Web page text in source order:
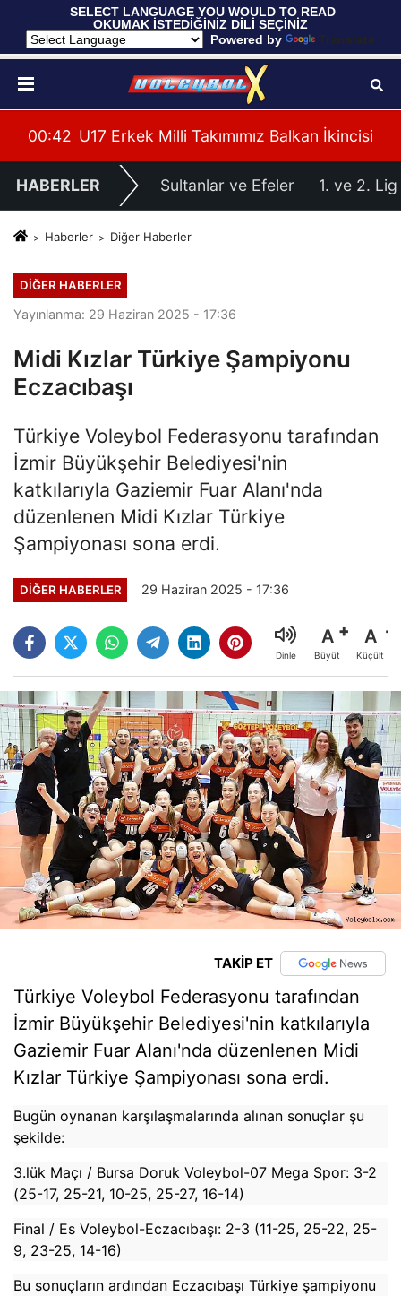
SELECT LANGUAGE YOU WOULD TO READ
OKUMAK İSTEDİĞİNİZ DİLİ SEÇİNİZ
Powered by
Translate
00:37 Filenin Sultanları, Hazırlık Maçında
HABERLER Sultanlar ve Efeler 1. ve 2. Lig
Haberler Diğer Haberler
DIĞER HABERLER
Yayınlanma: 29 Haziran 2025 - 17:36
Midi Kızlar Türkiye Şampiyonu
Eczacıbaşı
Türkiye Voleybol Federasyonu tarafından
İzmir Büyükşehir Belediyesi'nin
katkılarıyla Gaziemir Fuar Alanı'nda
düzenlenen Midi Kızlar Türkiye
Şampiyonası sona erdi.
DIĞER HABERLER 29 Haziran 2025 - 17:36
Dinle
A
Büyüt
A
Küçült
TAKİP ET
Türkiye Voleybol Federasyonu tarafından
İzmir Büyükşehir Belediyesi'nin katkılarıyla
Gaziemir Fuar Alanı'nda düzenlenen Midi
Kızlar Türkiye Şampiyonası sona erdi.
Bugün oynanan karşılaşmalarında alınan sonuçlar şu
şekilde:
3.lük Maçı / Bursa Doruk Voleybol-07 Mega Spor: 3-2
(25-17, 25-21, 10-25, 25-27, 16-14)
Final / Es Voleybol-Eczacıbaşı: 2-3 (11-25, 25-22, 25-
9, 23-25, 14-16)
Bu sonuçların ardından Eczacıbaşı Türkiye şampiyonu